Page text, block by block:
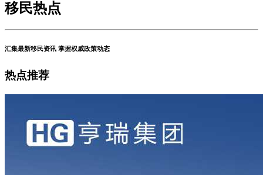
移民热点
汇集最新移民资讯 掌握权威政策动态
热点推荐